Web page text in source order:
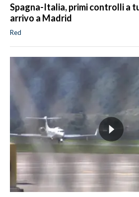
Spagna-Italia, primi controlli a
arrivo a Madrid
Red